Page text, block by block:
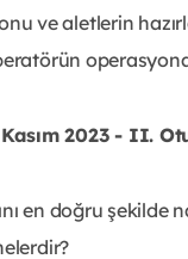
ve aletlerin
Kasım 2023 - II.
en doğru şekilde